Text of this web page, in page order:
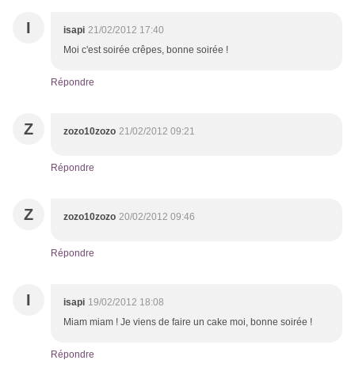
I isapi 21/02/2012 17:40
Moi c'est soirée crêpes, bonne soirée !
Répondre
Z zozo10zozo 21/02/2012 09:21
Répondre
Z zozo10zozo 20/02/2012 09:46
Répondre
I isapi 19/02/2012 18:08
Miam miam ! Je viens de faire un cake moi, bonne soirée !
Répondre